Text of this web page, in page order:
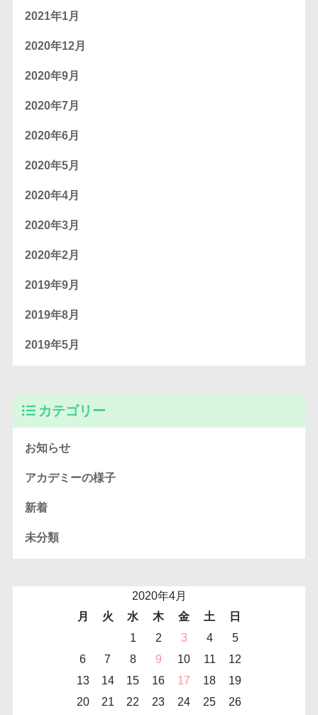
2021年1月
2020年12月
2020年9月
2020年7月
2020年6月
2020年5月
2020年4月
2020年3月
2020年2月
2019年9月
2019年8月
2019年5月
カテゴリー
お知らせ
アカデミーの様子
新着
未分類
2020年4月
月
火 水 木 金 土
日
1
2 3 4
5
6
7 8 9 10 11
12
13
14 15 16 17 18
19
20
21 22 23 24 25 26